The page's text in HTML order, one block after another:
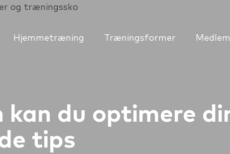
Hjemmetræning Træningsformer
kan du optimere
tips